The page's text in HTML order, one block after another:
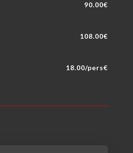
90.00€
108.00€
18.00/pers€